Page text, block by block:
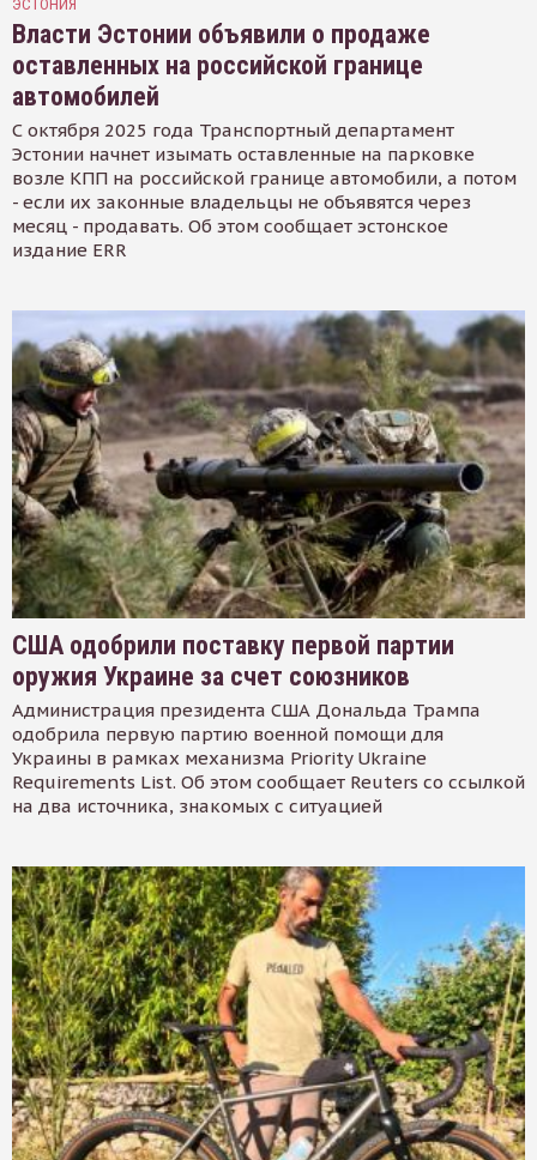
ЭСТОНИЯ
Власти Эстонии объявили о продаже
оставленных на российской границе
автомобилей
С октября 2025 года Транспортный департамент
Эстонии начнет изымать оставленные на парковке
возле КПП на российской границе автомобили, а потом
- если их законные владельцы не объявятся через
месяц - продавать. Об этом сообщает эстонское
издание ERR
США одобрили поставку первой партии
оружия Украине за счет союзников
Администрация президента США Дональда Трампа
одобрила первую партию военной помощи для
Украины в рамках механизма Priority Ukraine
Requirements List. Об этом сообщает Reuters со ссылкой
на два источника, знакомых с ситуацией